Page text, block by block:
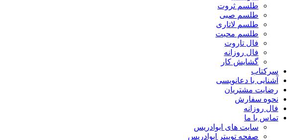
طلسم ثروت
طلسم صبی
طلسم لاتاری
طلسم محبت
فال تاروت
فال روزانه
گشایش کار
سرکتاب
آشنایی با دعانویسی
رضایت مشتریان
نحوه سفارش
فال روزانه
تماس با ما
سایت های ابوادریس
صفحه توییتر ابوادریس